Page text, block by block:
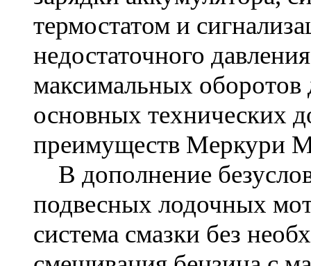
термостатом и
недостаточного
максимальных оборотов
основных технических
преимуществ Меркури
В дополнение
подвесных лодочных
система смазки без